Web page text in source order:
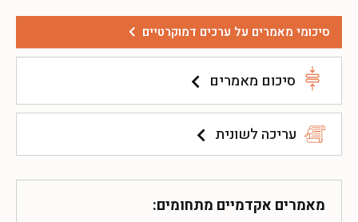
סיכומי מאמרים על ערכים דמוקרטיים
סיכום מאמרים
עריכה לשונית
מאמרים אקדמיים מתחומים: